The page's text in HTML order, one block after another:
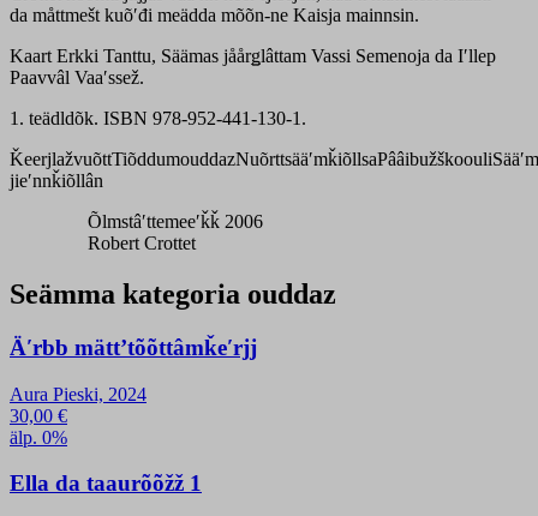
da måttmešt kuõʹđi meädda mõõn-ne Kaisja mainnsin.
Kaart Erkki Tanttu, Säämas jåårǥlâttam Vassi Semenoja da Iʹllep
Paavvâl Vaaʹssež.
1. teädldõk. ISBN 978-952-441-130-1.
ǨeerjlažvuõttTiõddumouddazNuõrttsääʹmǩiõllsaPââibužškoouli
jieʹnnǩiõllân
Õlmstâʹttemeeʹǩǩ 2006
Robert Crottet
Seämma kategoria ouddaz
Äʹrbb mättʼtõõttâmǩeʹrjj
Aura Pieski, 2024
30,00 €
älp. 0%
Ella da taaurõõžž 1